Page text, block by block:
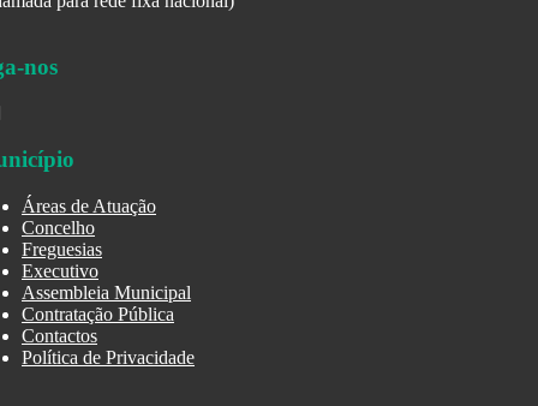
nos
Áreas de Atuação
Concelho
Freguesias
Executivo
Assembleia Municipal
Contratação Pública
Contactos
Política de Privacidade